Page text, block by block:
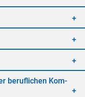
be­ruf­li­chen Kom­